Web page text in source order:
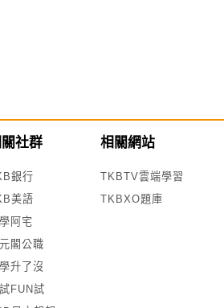
社群
銀行
美語
阿宅
閣公職
升了沒
FUN試
相關網站
TKBTV雲端學習
TKBXO題庫